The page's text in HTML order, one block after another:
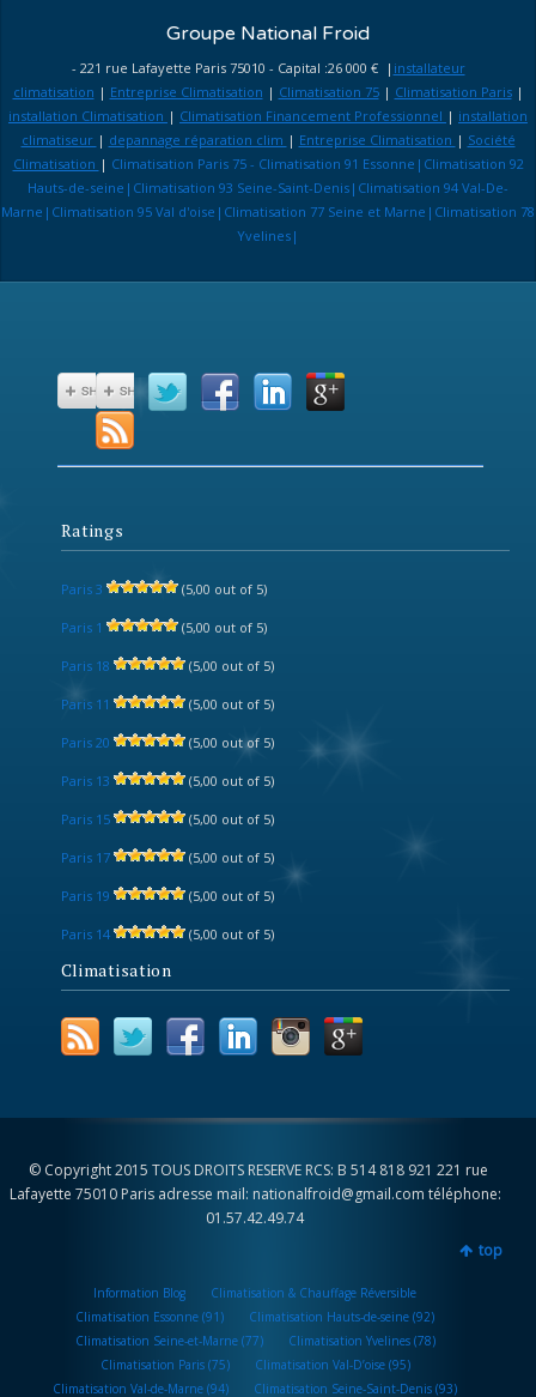
Groupe National Froid
- 221 rue Lafayette Paris 75010 - Capital :26 000 € | installateur
climatisation | Entreprise Climatisation | Climatisation 75| Climatisation Paris|
installation Climatisation | Climatisation Financement Professionnel | installation
climatiseur | depannage réparation clim | Entreprise Climatisation | Société
Climatisation | Climatisation Paris 75 - Climatisation 91 Essonne|Climatisation 92
Hauts-de-seine|Climatisation 93 Seine-Saint-Denis|Climatisation 94 Val-De-
Marne|Climatisation 95 Val d'oise|Climatisation 77 Seine et Marne|Climatisation 78
Yvelines|
Ratings
Paris 3 (5,00 out of 5)
Paris 1 (5,00 out of 5)
Paris 18 (5,00 out of 5)
Paris 11 (5,00 out of 5)
Paris 20 (5,00 out of 5)
Paris 13 (5,00 out of 5)
Paris 15 (5,00 out of 5)
Paris 17 (5,00 out of 5)
Paris 19 (5,00 out of 5)
Paris 14 (5,00 out of 5)
Climatisation
© Copyright 2015 TOUS DROITS RESERVE RCS: B 514 818 921 221 rue
Lafayette 75010 Paris adresse mail: nationalfroid@gmail.com téléphone:
01.57.42.49.74
top
Information Blog
Climatisation & Chauffage Réversible
Climatisation Essonne (91)
Climatisation Hauts-de-seine (92)
Climatisation Seine-et-Marne (77)
Climatisation Yvelines (78)
Climatisation Paris (75)
Climatisation Val-D’oise (95)
Climatisation Val-de-Marne (94)
Climatisation Seine-Saint-Denis (93)